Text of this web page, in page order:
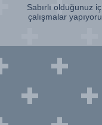
Sabırlı olduğunuz
çalışmalar